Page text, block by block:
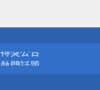
詐騙網頁！請小心！
得獎公告
熱門話題
銀行優惠